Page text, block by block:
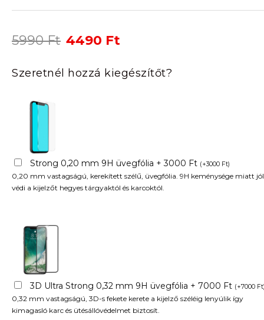
5990Ft Original
was:
5990 Ft.
4490 Ft
is:
4490 Ft.
Szeretnél hozzá kiegészítőt?
Strong 0,20 mm 9H üvegfólia + 3000 Ft (+3000 Ft)
0,20 mm vastagságú, kerekített szélű, üvegfólia. 9H keménysége miatt jól
védi a kijelzőt hegyes tárgyaktól és karcoktól.
3D Ultra Strong 0,32 mm 9H üvegfólia + 7000 Ft (+7000 Ft
0,32 mm vastagságú, 3D-s fekete kerete a kijelző széléig lenyúlik így
kimagasló karc és ütésállóvédelmet biztosít.